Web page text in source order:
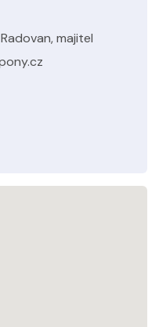
majitel